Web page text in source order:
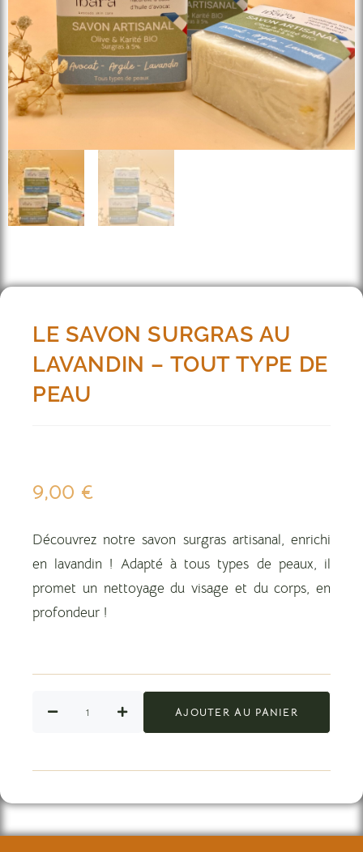
LE SAVON SURGRAS AU
LAVANDIN – TOUT TYPE DE
PEAU
9,00 €
Découvrez notre savon surgras artisanal, enrichi
en lavandin ! Adapté à tous types de peaux, il
promet un nettoyage du visage et du corps, en
profondeur !
AJOUTER AU PANIER